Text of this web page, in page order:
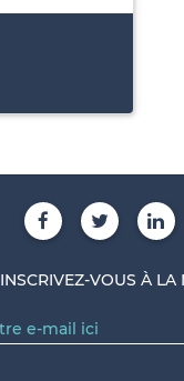
INSCRIVEZ-VOUS À LA